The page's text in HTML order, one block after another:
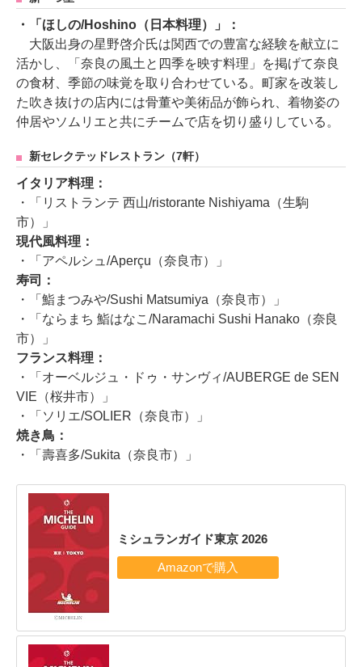
・「ほしの/Hoshino（日本料理）」：
大阪出身の星野啓介氏は関西での豊富な経験を献立に
活かし、「奈良の風土と四季を映す料理」を掲げて奈良
の食材、季節の味覚を取り合わせている。町家を改装し
た吹き抜けの店内には骨董や美術品が飾られ、着物姿の
仲居やソムリエと共にチームで店を切り盛りしている。
新セレクテッドレストラン（7軒）
イタリア料理：
・「リストランテ 西山/ristorante Nishiyama（生駒
市）」
現代風料理：
・「アペルシュ/Aperçu（奈良市）」
寿司：
・「鮨まつみや/Sushi Matsumiya（奈良市）」
・「ならまち 鮨はなこ/Naramachi Sushi Hanako（奈良
市）」
フランス料理：
・「オーベルジュ・ドゥ・サンヴィ/AUBERGE de SEN
VIE（桜井市）」
・「ソリエ/SOLIER（奈良市）」
焼き鳥：
・「壽喜多/Sukita（奈良市）」
ミシュランガイド東京 2026